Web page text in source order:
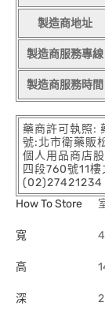
製造商地址
製造商服務專線
製造商服務時間
藥商許可執照:
號:北市衛藥販
個人用品商店
四段760號11
(02)27421234
How To Store
寬
高
深